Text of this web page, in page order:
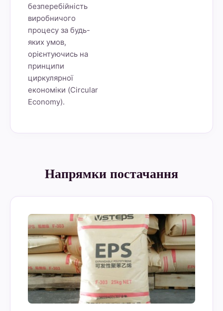
безперебійність
виробничого
процесу за будь-
яких умов,
орієнтуючись на
принципи
циркулярної
економіки (Circular
Economy).
Напрямки постачання